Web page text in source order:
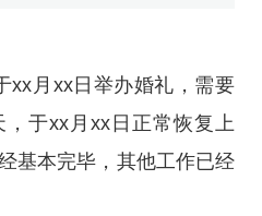
xx月xx日举办婚礼，需要
于xx月xx日正常恢复上
基本完毕，其他工作已经